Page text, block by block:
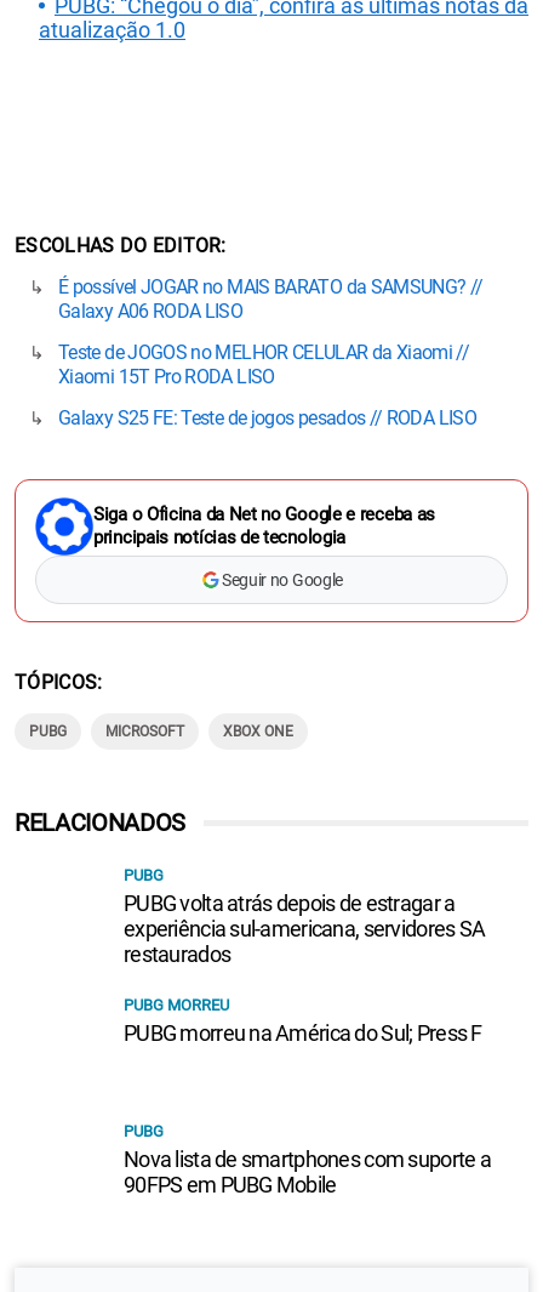
PUBG: “Chegou o dia”, confira as últimas notas da
atualização 1.0
ESCOLHAS DO EDITOR
É possível JOGAR no MAIS BARATO da SAMSUNG? //
Galaxy A06 RODA LISO
Teste de JOGOS no MELHOR CELULAR da Xiaomi //
Xiaomi 15T Pro RODA LISO
Galaxy S25 FE: Teste de jogos pesados // RODA LISO
Siga o Oficina da Net no Google e receba as
principais notícias de tecnologia
Seguir no Google
TÓPICOS
PUBG MICROSOFT XBOX ONE
RELACIONADOS
PUBG
PUBG volta atrás depois de estragar a
experiência sul-americana, servidores SA
restaurados
PUBG MORREU
PUBG morreu na América do Sul; Press F
PUBG
Nova lista de smartphones com suporte a
90FPS em PUBG Mobile